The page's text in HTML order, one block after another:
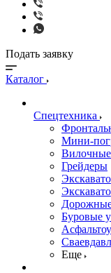
Подать заявку
Каталог
Спецтехника
Мини-
Вилочные
Грейдеры
Буровые
Еще